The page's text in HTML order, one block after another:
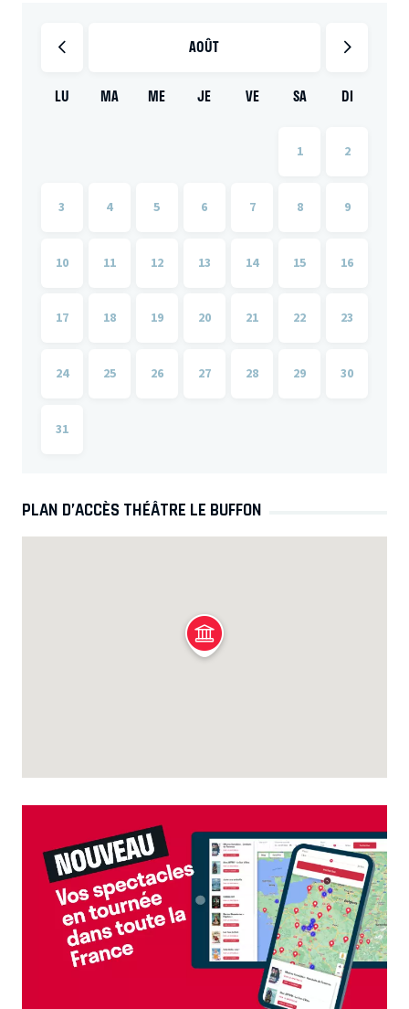
AOÛT
LU MA ME JE VE SA DI
1 2
3 4 5 6 7 8 9
10 11 12 13 14 15 16
17 18 19 20 21 22 23
24 25 26 27 28 29 30
31
PLAN D’ACCÈS THÉÂTRE LE BUFFON